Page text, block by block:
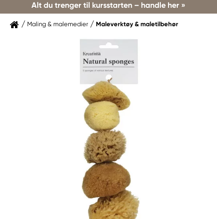
Alt du trenger til kursstarten – handle her »
Maling & malemedier Maleverktøy & maletilbehør